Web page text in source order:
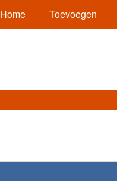
Home Toevoegen